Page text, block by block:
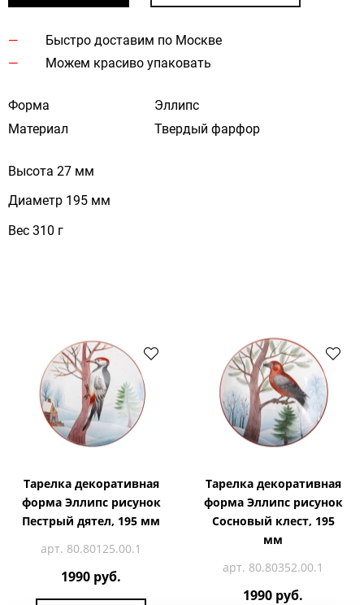
Быстро доставим по Москве
Можем красиво упаковать
Форма
Эллипс
Материал
Твердый фарфор
Высота 27 мм
Диаметр 195 мм
Вес 310 г
Тарелка декоративная
форма Эллипс рисунок
Пестрый дятел, 195 мм
арт. 80.80125.00.1
1990 руб.
Тарелка декоративная
форма Эллипс рисунок
Сосновый клест, 195
мм
арт. 80.80352.00.1
1990 руб.